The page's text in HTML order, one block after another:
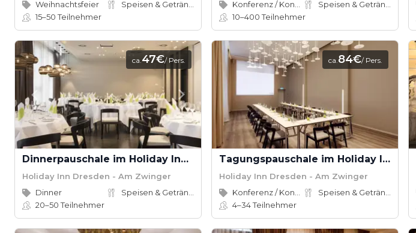
Weihnachtsfeier
15–50Teilnehmer
10–400Teilnehmer
ca.47€/ Pers.
Dinnerpauschale im Holiday Inn Dresden - Am Zwinger
Holiday Inn Dresden - Am Zwinger
Dinner
20–50Teilnehmer
ca.84€/ Pers.
Tagungspauschale im Holiday Inn Dresden - Am Zwinger
Holiday Inn Dresden - Am Zwinger
4–34Teilnehmer